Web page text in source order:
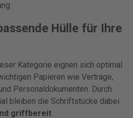
Hülle für Ihre
Kategorie eignen sich optimal
Papieren wie Verträge,
Personaldokumenten. Durch
bleiben die Schriftstücke dabei
griffbereit.